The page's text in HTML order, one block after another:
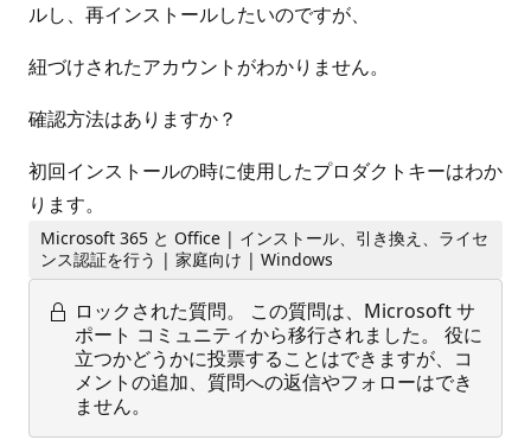
ルし、再インストールしたいのですが、
紐づけされたアカウントがわかりません。
確認方法はありますか？
初回インストールの時に使用したプロダクトキーはわか
ります。
Microsoft 365 と Office | インストール、引き換え、ライセ
ンス認証を行う | 家庭向け | Windows
ロックされた質問。
この質問は、Microsoft サ
ポート コミュニティから移行されました。 役に
立つかどうかに投票することはできますが、コ
メントの追加、質問への返信やフォローはでき
ません。